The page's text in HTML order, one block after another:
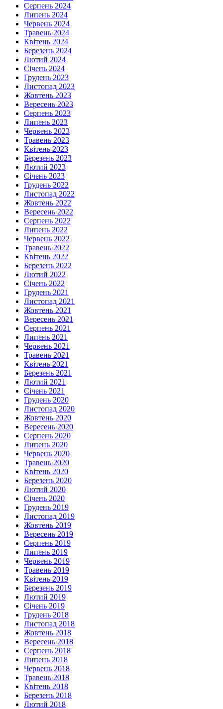
Серпень 2024
Липень 2024
Червень 2024
Травень 2024
Квітень 2024
Березень 2024
Лютий 2024
Січень 2024
Грудень 2023
Листопад 2023
Жовтень 2023
Вересень 2023
Серпень 2023
Липень 2023
Червень 2023
Травень 2023
Квітень 2023
Березень 2023
Лютий 2023
Січень 2023
Грудень 2022
Листопад 2022
Жовтень 2022
Вересень 2022
Серпень 2022
Липень 2022
Червень 2022
Травень 2022
Квітень 2022
Березень 2022
Лютий 2022
Січень 2022
Грудень 2021
Листопад 2021
Жовтень 2021
Вересень 2021
Серпень 2021
Липень 2021
Червень 2021
Травень 2021
Квітень 2021
Березень 2021
Лютий 2021
Січень 2021
Грудень 2020
Листопад 2020
Жовтень 2020
Вересень 2020
Серпень 2020
Липень 2020
Червень 2020
Травень 2020
Квітень 2020
Березень 2020
Лютий 2020
Січень 2020
Грудень 2019
Листопад 2019
Жовтень 2019
Вересень 2019
Серпень 2019
Липень 2019
Червень 2019
Травень 2019
Квітень 2019
Березень 2019
Лютий 2019
Січень 2019
Грудень 2018
Листопад 2018
Жовтень 2018
Вересень 2018
Серпень 2018
Липень 2018
Червень 2018
Травень 2018
Квітень 2018
Березень 2018
Лютий 2018